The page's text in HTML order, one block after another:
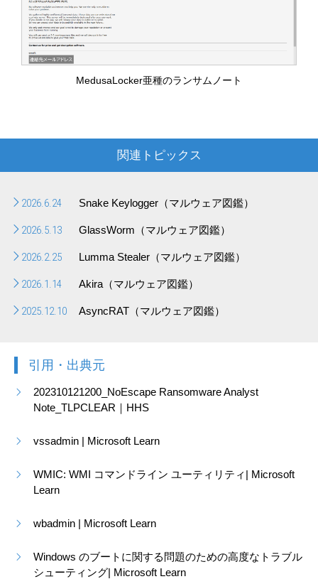
MedusaLocker亜種のランサムノート
関連トピックス
2026.6.24 Snake Keylogger（マルウェア図鑑）
2026.5.13 GlassWorm（マルウェア図鑑）
2026.2.25 Lumma Stealer（マルウェア図鑑）
2026.1.14 Akira（マルウェア図鑑）
2025.12.10 AsyncRAT（マルウェア図鑑）
引用・出典元
202310121200_NoEscape Ransomware Analyst
Note_TLPCLEAR｜HHS
vssadmin | Microsoft Learn
WMIC: WMI コマンドライン ユーティリティ| Microsoft
Learn
wbadmin | Microsoft Learn
Windows のブートに関する問題のための高度なトラブル
シューティング| Microsoft Learn